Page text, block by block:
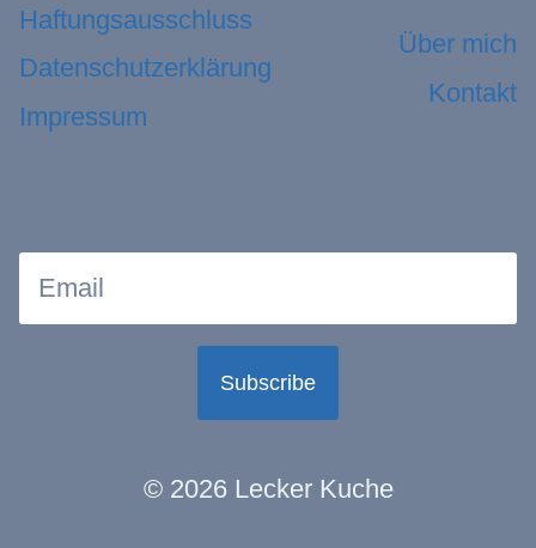
Haftungsausschluss
Datenschutzerklärung
Impressum
Über mich
Kontakt
© 2026 Lecker Kuche
Subscribe